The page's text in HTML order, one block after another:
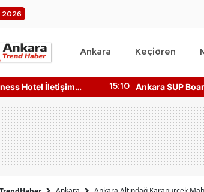
2026
Ankara Keçiören
İletişim
Ulaşılır?
Ankara SUP Board
Nerede? Kano